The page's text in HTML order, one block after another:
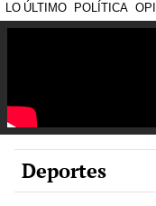
LO ÚLTIMO POLÍTICA
Deportes